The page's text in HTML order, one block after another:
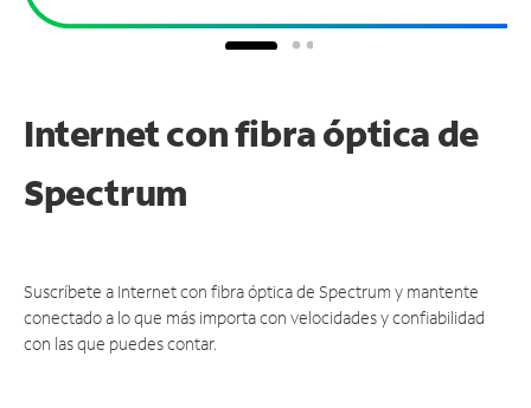
Internet con fibra óptica de
Spectrum
Suscríbete a Internet con fibra óptica de Spectrum y mantente
conectado a lo que más importa con velocidades y confiabilidad
con las que puedes contar.